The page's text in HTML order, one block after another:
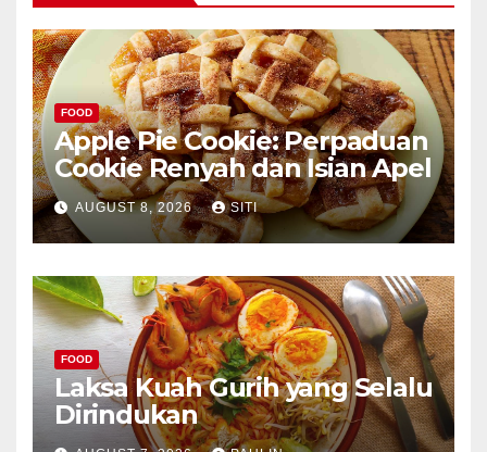
FOOD
Apple Pie Cookie: Perpaduan
Cookie Renyah dan Isian Apel
AUGUST 8, 2026 SITI
FOOD
Laksa Kuah Gurih yang Selalu
Dirindukan